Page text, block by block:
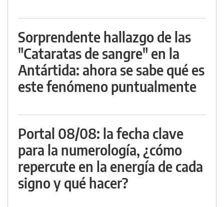
Sorprendente hallazgo de las
"Cataratas de sangre" en la
Antártida: ahora se sabe qué es
este fenómeno puntualmente
Portal 08/08: la fecha clave
para la numerología, ¿cómo
repercute en la energía de cada
signo y qué hacer?